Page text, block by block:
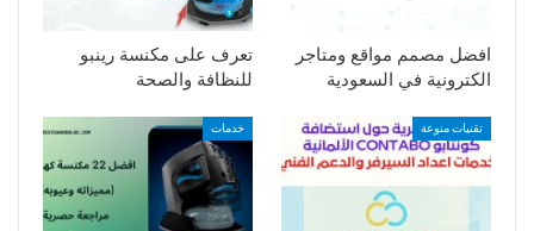
افضل مصمم مواقع ومتاجر
الكترونية في السعودية
تعرف على مكنسة رينبو
للنظافة والصحة
تقنيات منوعة خدمات